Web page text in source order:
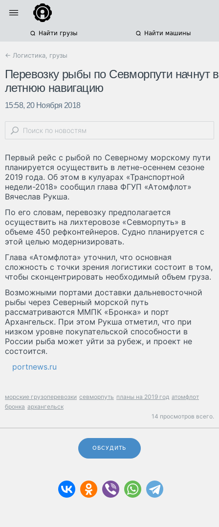
Найти грузы Найти машины
← Логистика, грузы
Перевозку рыбы по Севморпути начнут в
летнюю навигацию
15:58, 20 Ноября 2018
Первый рейс с рыбой по Северному морскому пути
планируется осуществить в летне-осеннем сезоне
2019 года. Об этом в кулуарах «Транспортной
недели-2018» сообщил глава ФГУП «Атомфлот»
Вячеслав Рукша.
По его словам, перевозку предполагается
осуществить на лихтеровозе «Севморпуть» в
объеме 450 рефконтейнеров. Судно планируется с
этой целью модернизировать.
Глава «Атомфлота» уточнил, что основная
сложность с точки зрения логистики состоит в том,
чтобы сконцентрировать необходимый объем груза.
Возможными портами доставки дальневосточной
рыбы через Северный морской путь
рассматриваются ММПК «Бронка» и порт
Архангельск. При этом Рукша отметил, что при
низком уровне покупательской способности в
России рыба может уйти за рубеж, и проект не
состоится.
portnews.ru
морские грузоперевозки севморпуть планы на 2019 год атомфлот
бронка архангельск
14 просмотров всего.
ОБСУДИТЬ